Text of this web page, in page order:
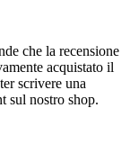
che la recensione
acquistato il
scrivere una
sul nostro shop.